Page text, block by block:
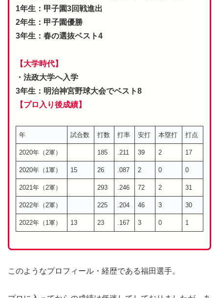
1年生：甲子園3回戦進出
2年生：甲子園優勝
3年生：春の選抜ベスト4
【大学時代】
・法政大学へ入学
3年生：明治神宮野球大会でベスト8
【プロ入り後成績】
年 試合数 打数 打率 安打 本塁打 打点
2020年（2軍） 185 .211 39 2 17
2020年（1軍） 15 26 .087 2 0 0
2021年（2軍） 293 .246 72 2 31
2022年（2軍） 225 .204 46 3 30
2022年（1軍） 13 23 .167 3 0 1
このようなプロフィール・経歴である福田選手。